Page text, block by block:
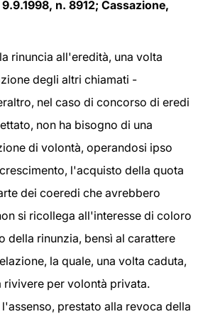
n. 8912; Cassazione,
rinuncia all'eredità, una volta
degli altri chiamati -
nel caso di concorso di eredi
non ha bisogno di una
di volontà, operandosi ipso
l'acquisto della quota
dei coeredi che avrebbero
si ricollega all'interesse di coloro
della rinunzia, bensì al carattere
la quale, una volta caduta,
rivivere per volontà privata.
prestato alla revoca della